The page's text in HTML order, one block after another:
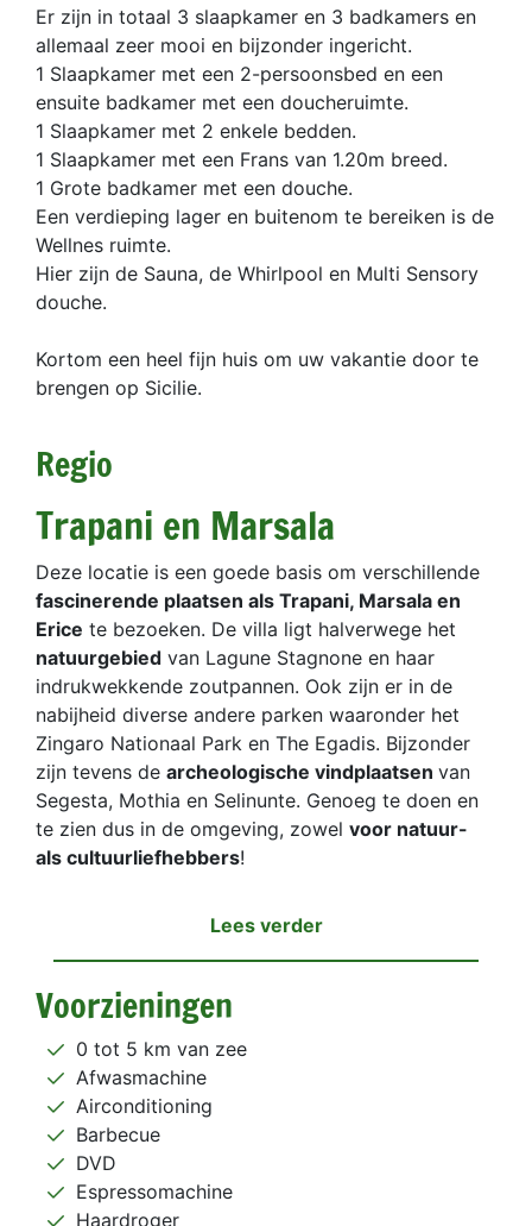
Er zijn in totaal 3 slaapkamer en 3 badkamers en
allemaal zeer mooi en bijzonder ingericht.
1 Slaapkamer met een 2-persoonsbed en een
ensuite badkamer met een doucheruimte.
1 Slaapkamer met 2 enkele bedden.
1 Slaapkamer met een Frans van 1.20m breed.
1 Grote badkamer met een douche.
Een verdieping lager en buitenom te bereiken is de
Wellnes ruimte.
Hier zijn de Sauna, de Whirlpool en Multi Sensory
douche.
Kortom een heel fijn huis om uw vakantie door te
brengen op Sicilie.
Regio
Trapani en Marsala
Deze locatie is een goede basis om verschillende
fascinerende plaatsen als Trapani, Marsala en
Erice te bezoeken. De villa ligt halverwege het
natuurgebied van Lagune Stagnone en haar
indrukwekkende zoutpannen. Ook zijn er in de
nabijheid diverse andere parken waaronder het
Zingaro Nationaal Park en The Egadis. Bijzonder
zijn tevens de archeologische vindplaatsen van
Segesta, Mothia en Selinunte. Genoeg te doen en
te zien dus in de omgeving, zowel voor natuur-
als cultuurliefhebbers!
Lees verder
Voorzieningen
0 tot 5 km van zee
Afwasmachine
Airconditioning
Barbecue
DVD
Espressomachine
Haardroger